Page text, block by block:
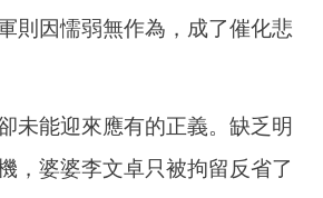
則因懦弱無作為，成了催化悲
未能迎來應有的正義。缺乏明
，婆婆李文卓只被拘留反省了